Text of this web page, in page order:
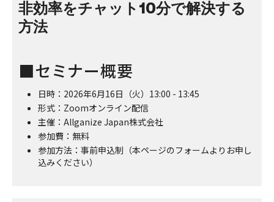
非効率をチャット10分で解決する
方法
■セミナー概要
日時：2026年6月16日（火）13:00 - 13:45
形式：Zoomオンライン配信
主催：Allganize Japan株式会社
参加費：無料
参加方法：事前申込制（本ページのフォームよりお申し
込みください）